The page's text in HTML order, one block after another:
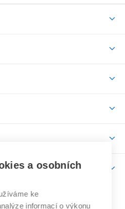
roku
a osobních
ke
informací o výkonu